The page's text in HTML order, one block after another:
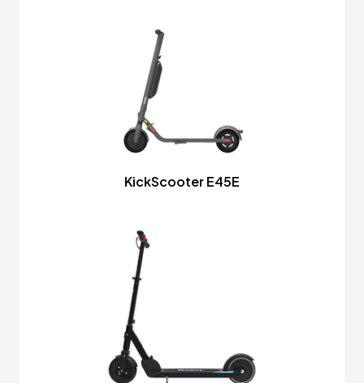
KickScooter E45E